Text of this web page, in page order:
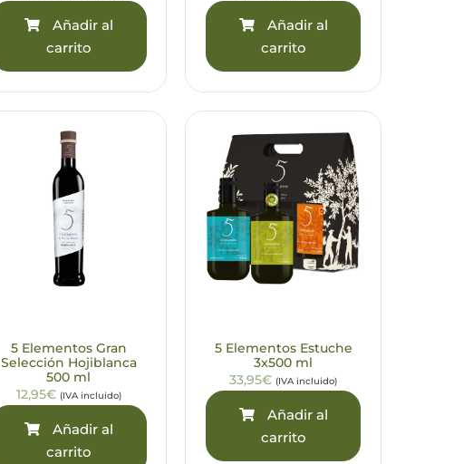
Añadir al
carrito
Añadir al
carrito
5 Elementos Gran
Selección Hojiblanca
500 ml
12,95€ (IVA incluido)
Añadir al
carrito
5 Elementos Estuche
3x500 ml
33,95€ (IVA incluido)
Añadir al
carrito